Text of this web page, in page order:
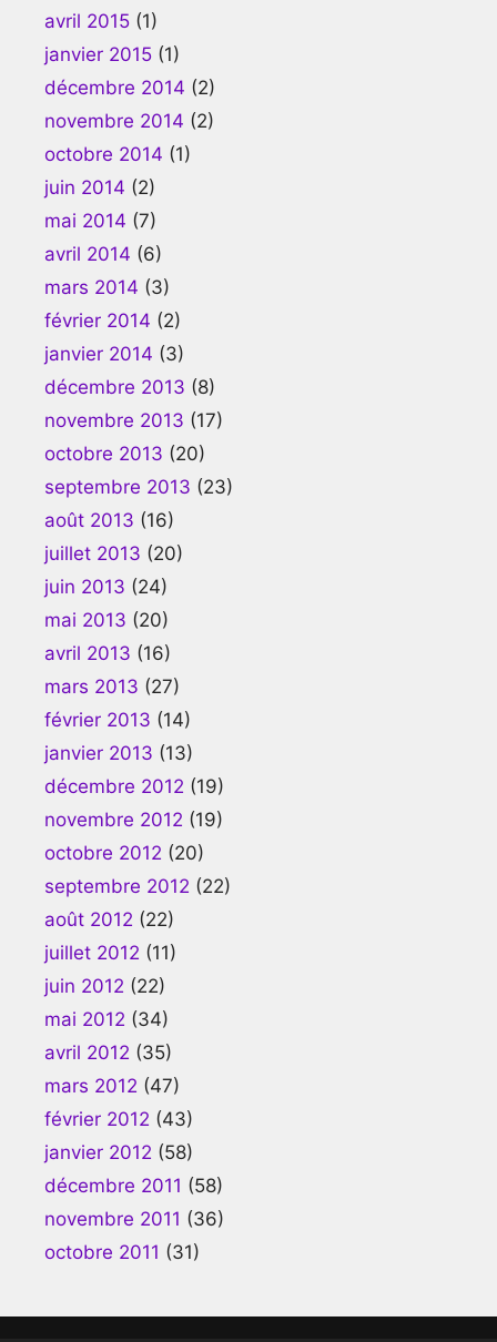
avril 2015 (1)
janvier 2015 (1)
décembre 2014 (2)
novembre 2014 (2)
octobre 2014 (1)
juin 2014 (2)
mai 2014 (7)
avril 2014 (6)
mars 2014 (3)
février 2014 (2)
janvier 2014 (3)
décembre 2013 (8)
novembre 2013 (17)
octobre 2013 (20)
septembre 2013 (23)
août 2013 (16)
juillet 2013 (20)
juin 2013 (24)
mai 2013 (20)
avril 2013 (16)
mars 2013 (27)
février 2013 (14)
janvier 2013 (13)
décembre 2012 (19)
novembre 2012 (19)
octobre 2012 (20)
septembre 2012 (22)
août 2012 (22)
juillet 2012 (11)
juin 2012 (22)
mai 2012 (34)
avril 2012 (35)
mars 2012 (47)
février 2012 (43)
janvier 2012 (58)
décembre 2011 (58)
novembre 2011 (36)
octobre 2011 (31)